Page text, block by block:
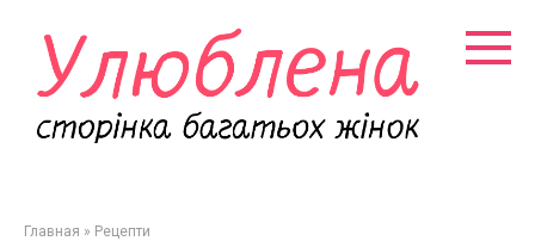
контенту
Главная » Рецепти